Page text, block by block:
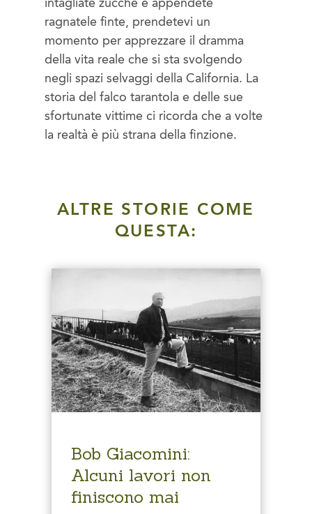
intagliate zucche e appendete
ragnatele finte, prendetevi un
momento per apprezzare il dramma
della vita reale che si sta svolgendo
negli spazi selvaggi della California. La
storia del falco tarantola e delle sue
sfortunate vittime ci ricorda che a volte
la realtà è più strana della finzione.
ALTRE STORIE COME
QUESTA:
Bob Giacomini:
Alcuni lavori non
finiscono mai